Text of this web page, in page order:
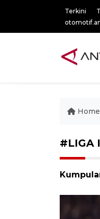
Terkini
Home
#LIGA